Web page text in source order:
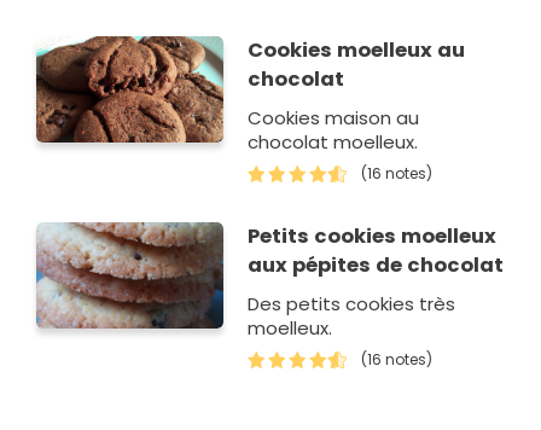
Cookies moelleux au
chocolat
Cookies maison au
chocolat moelleux.
(16 notes)
Petits cookies moelleux
aux pépites de chocolat
Des petits cookies très
moelleux.
(16 notes)